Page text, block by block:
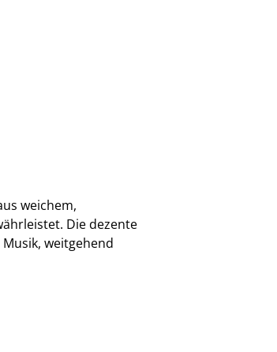
weichem,
Die dezente
weitgehend